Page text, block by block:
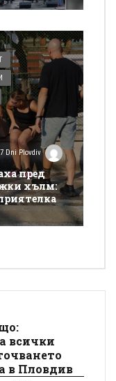
7 Dni Plovdiv
пред
хълм:
всички
в Пловдив